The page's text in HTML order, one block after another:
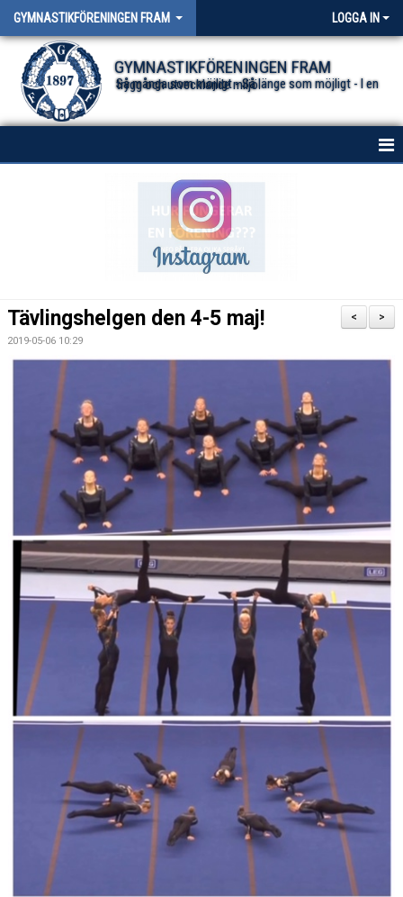
GYMNASTIKFÖRENINGEN FRAM LOGGA IN
GYMNASTIKFÖRENINGEN FRAM
Så många som möjligt - Så länge som möjligt - I en trygg och utvecklande miljö.
>
<
Tävlingshelgen den 4-5 maj!
2019-05-06 10:29